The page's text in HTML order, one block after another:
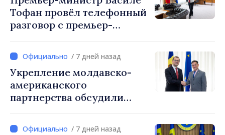
Тофан провёл телефонный
разговор с премьер-
Сергеем Корецким
/ 7 дней назад
Укрепление молдавско-
американского
партнерства обсудили
Тофан и временный
/ 7 дней назад